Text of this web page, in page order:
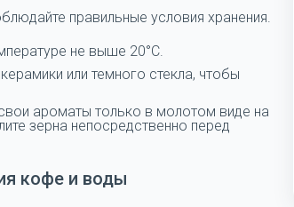
правильные условия хранения.
не выше 20°C.
или темного стекла, чтобы
ароматы только в молотом виде на
зерна непосредственно перед
кофе и воды